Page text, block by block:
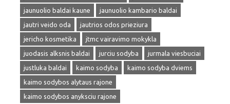
jaunuolio baldai kaune
jaunuolio kambario baldai
jautri veido oda
jautrios odos prieziura
jericho kosmetika
jtmc vairavimo mokykla
juodasis alksnis baldai
jurciu sodyba
jurmala viesbuciai
justluka baldai
kaimo sodyba
kaimo sodyba dviems
kaimo sodybos alytaus rajone
kaimo sodybos anyksciu rajone